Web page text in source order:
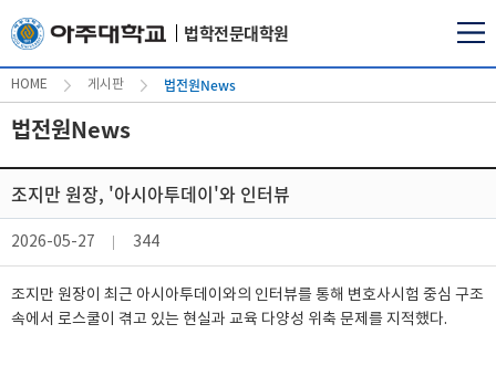
법학전문대학원
HOME 게시판 법전원News
법전원News
조지만 원장, '아시아투데이'와 인터뷰
2026-05-27 344
조지만 원장이 최근 아시아투데이와의 인터뷰를 통해 변호사시험 중심 구조
속에서 로스쿨이 겪고 있는 현실과 교육 다양성 위축 문제를 지적했다.